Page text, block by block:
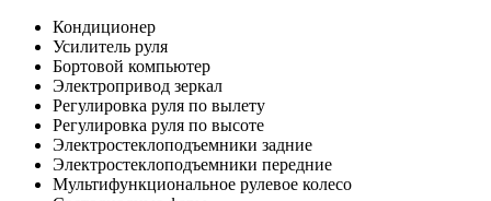
Кондиционер
Усилитель руля
Бортовой компьютер
Электропривод зеркал
Регулировка руля по вылету
Регулировка руля по высоте
Электростеклоподъемники задние
Электростеклоподъемники передние
Мультифункциональное рулевое колесо